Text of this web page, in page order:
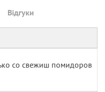
Відгуки
со свежиш помидоров